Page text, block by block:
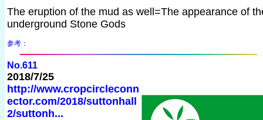
The eruption of the mud as well=The appearance of
underground Stone Gods
参考：
No.611
2018/7/25
http://www.cropcircleconn
ector.com/2018/suttonhall
2/suttonh...